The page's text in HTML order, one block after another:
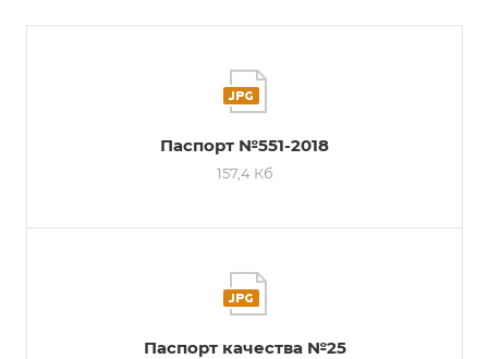
Паспорт №551-2018
157,4 Кб
Паспорт качества №25